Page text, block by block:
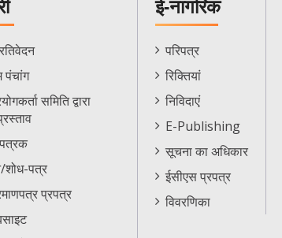
पंचांग
समिति द्वारा
शोध-पत्र
प्रपत्र
ई-नागरिक
E-
Citizen
Menu
परिपत्र
रिक्तियां
निविदाएं
E-Publishing
सूचना का अधिकार
ईसीएस प्रपत्र
विवरणिका